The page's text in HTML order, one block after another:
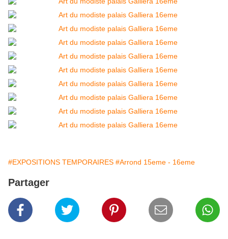
#EXPOSITIONS TEMPORAIRES #Arrond 15eme - 16eme
Partager